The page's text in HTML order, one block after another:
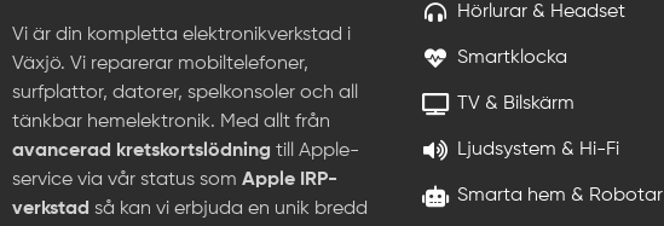
Vi är din kompletta elektronikverkstad i
Växjö. Vi reparerar mobiltelefoner,
surfplattor, datorer, spelkonsoler och all
tänkbar hemelektronik. Med allt från
avancerad kretskortslödning till Apple-
service via vår status som Apple IRP-
verkstad så kan vi erbjuda en unik bredd
Hörlurar & Headset
Smartklocka
TV & Bilskärm
Ljudsystem & Hi-Fi
Smarta hem & Robotar